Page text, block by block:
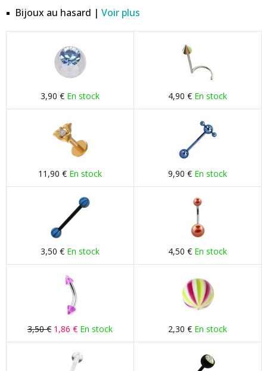
Bijoux au hasard | Voir plus
3,90 € En stock 4,90 € En stock
11,90 € En stock 9,90 € En stock
3,50 € En stock 4,50 € En stock
3,50 € 1,86 € En stock 2,30 € En stock